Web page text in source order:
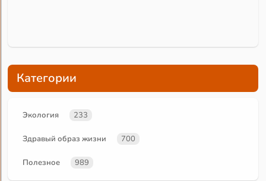
Категории
Экология 233
Здравый образ жизни 700
Полезное 989